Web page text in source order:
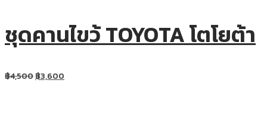
ชุดคานไขว้ TOYOTA โตโยต้า
฿4,500฿3,600